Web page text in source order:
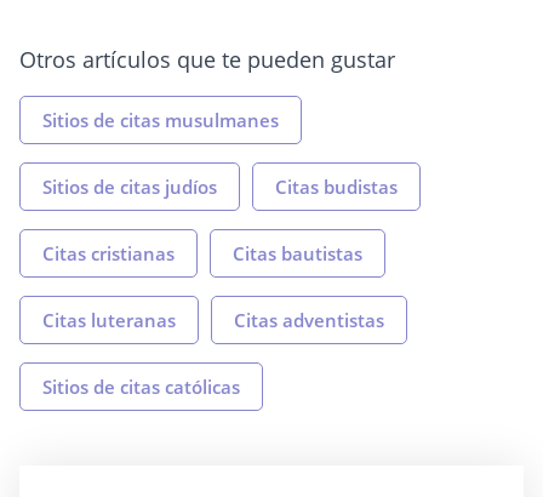
Otros artículos que te pueden gustar
Sitios de citas musulmanes
Sitios de citas judíos Citas budistas
Citas cristianas Citas bautistas
Citas luteranas Citas adventistas
Sitios de citas católicas